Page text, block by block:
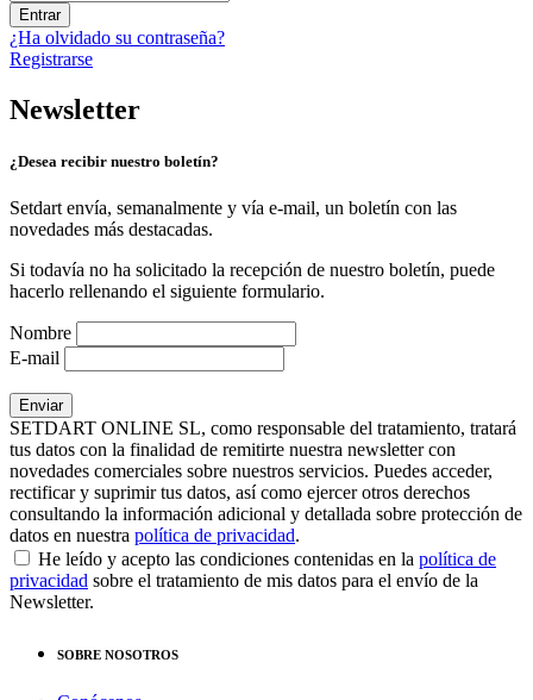
Entrar
¿Ha olvidado su contraseña?
Registrarse
Newsletter
¿Desea recibir nuestro boletín?
Setdart envía, semanalmente y vía e-mail, un boletín con las
novedades más destacadas.
Si todavía no ha solicitado la recepción de nuestro boletín, puede
hacerlo rellenando el siguiente formulario.
Nombre
E-mail
SETDART ONLINE SL, como responsable del tratamiento, tratará
tus datos con la finalidad de remitirte nuestra newsletter con
novedades comerciales sobre nuestros servicios. Puedes acceder,
rectificar y suprimir tus datos, así como ejercer otros derechos
consultando la información adicional y detallada sobre protección de
datos en nuestra política de privacidad.
He leído y acepto las condiciones contenidas en la política de
privacidad sobre el tratamiento de mis datos para el envío de la
Newsletter.
SOBRE NOSOTROS